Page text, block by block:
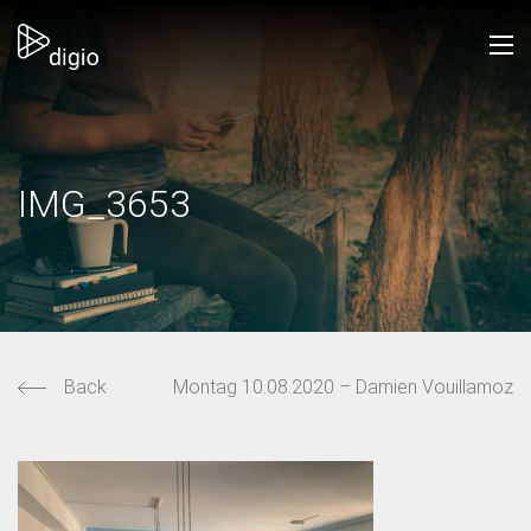
IMG_3653
Back Montag 10.08.2020 – Damien Vouillamoz